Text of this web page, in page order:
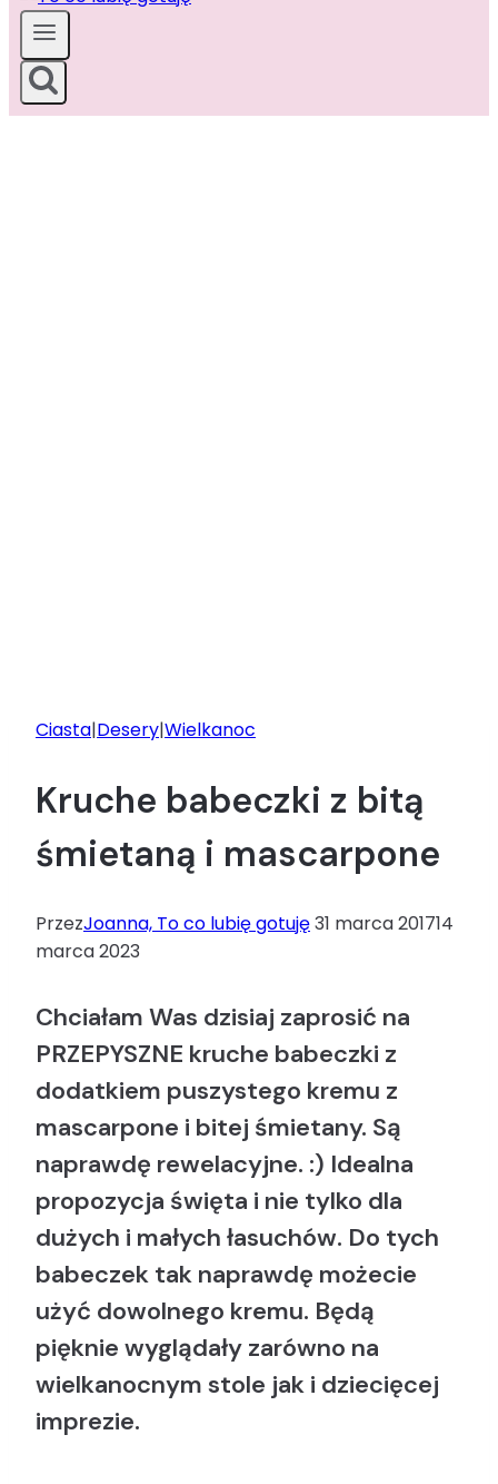
Ciasta|Desery|Wielkanoc
Kruche babeczki z bitą
śmietaną i mascarpone
PrzezJoanna, To co lubię gotuję31 marca 201714
marca 2023
Chciałam Was dzisiaj zaprosić na
PRZEPYSZNE kruche babeczki z
dodatkiem puszystego kremu z
mascarpone i bitej śmietany. Są
naprawdę rewelacyjne. :) Idealna
propozycja święta i nie tylko dla
dużych i małych łasuchów. Do tych
babeczek tak naprawdę możecie
użyć dowolnego kremu. Będą
pięknie wyglądały zarówno na
wielkanocnym stole jak i dziecięcej
imprezie.